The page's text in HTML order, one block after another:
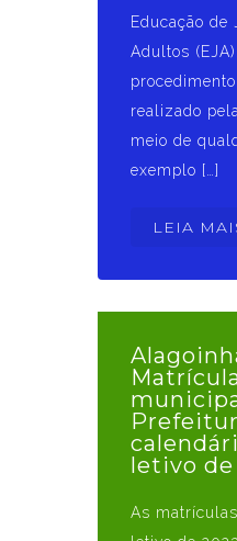
Educação de
Adultos
realizado
meio de
exemplo […]
LEIA
letivo
As